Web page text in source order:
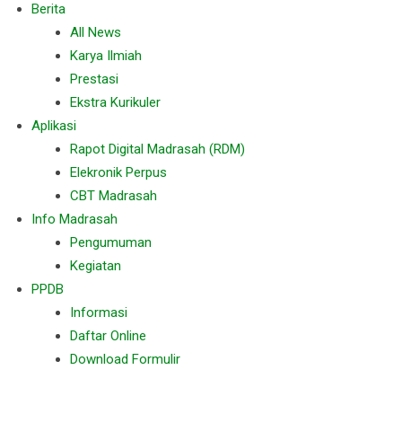
Berita
All News
Karya Ilmiah
Prestasi
Ekstra Kurikuler
Aplikasi
Rapot Digital Madrasah (RDM)
Elekronik Perpus
CBT Madrasah
Info Madrasah
Pengumuman
Kegiatan
PPDB
Informasi
Daftar Online
Download Formulir